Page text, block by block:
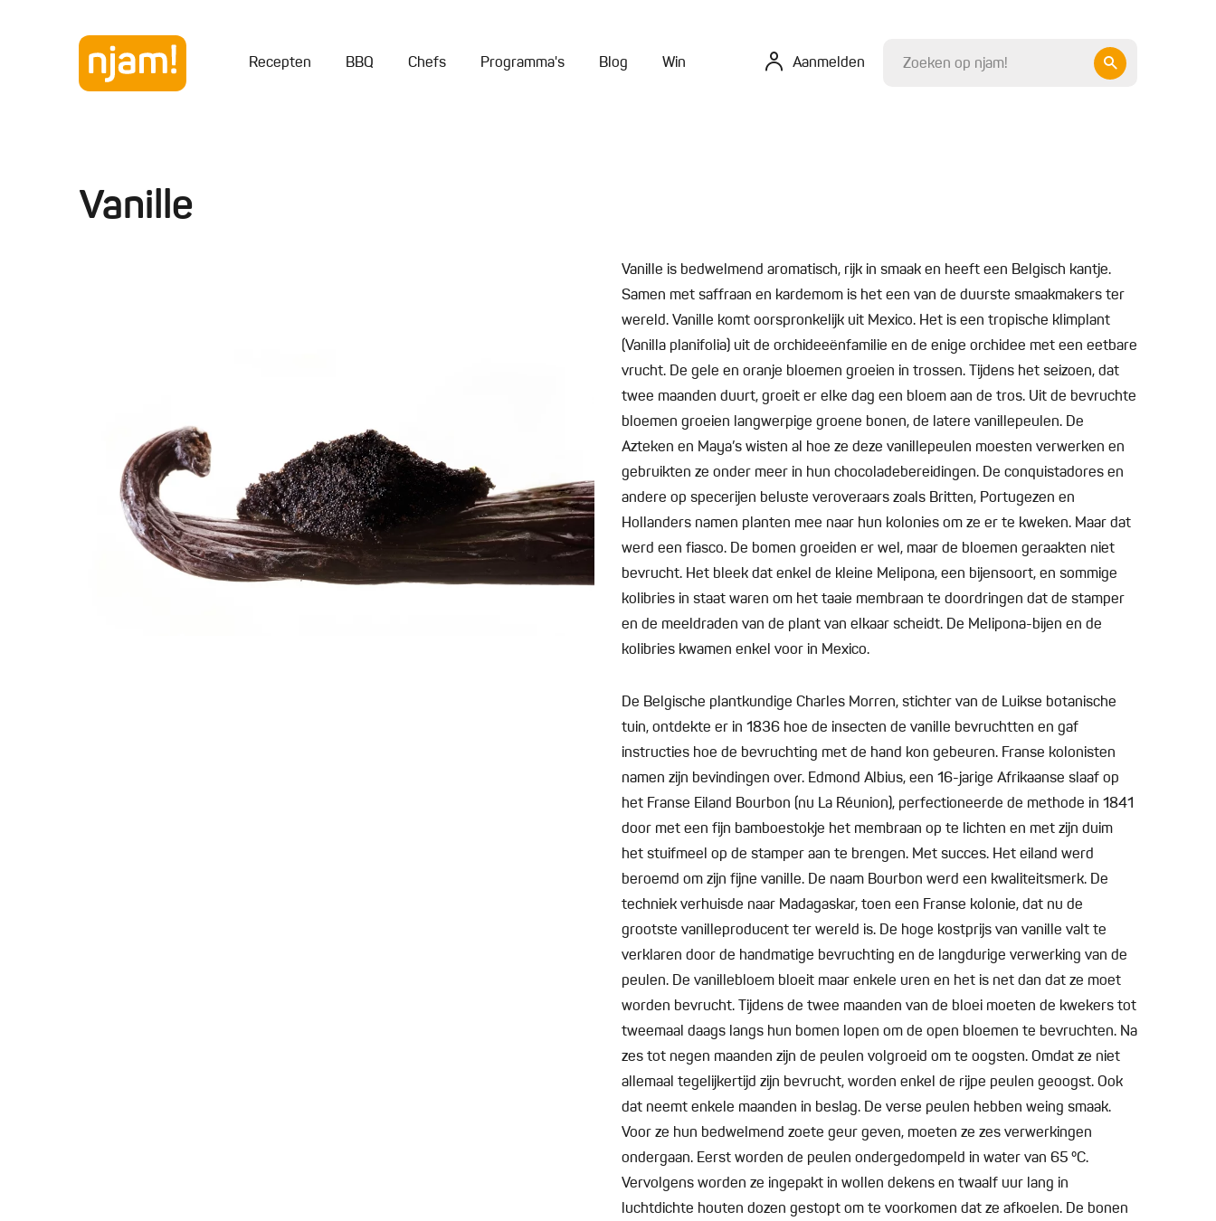
Recepten BBQ Chefs Programma's Blog Win Aanmelden
Vanille
Vanille is bedwelmend aromatisch, rijk in smaak en heeft een Belgisch kantje.
Samen met saffraan en kardemom is het een van de duurste smaakmakers ter
wereld. Vanille komt oorspronkelijk uit Mexico. Het is een tropische klimplant
(Vanilla planifolia) uit de orchideeënfamilie en de enige orchidee met een eetbare
vrucht. De gele en oranje bloemen groeien in trossen. Tijdens het seizoen, dat
twee maanden duurt, groeit er elke dag een bloem aan de tros. Uit de bevruchte
bloemen groeien langwerpige groene bonen, de latere vanillepeulen. De
Azteken en Maya’s wisten al hoe ze deze vanillepeulen moesten verwerken en
gebruikten ze onder meer in hun chocoladebereidingen. De conquistadores en
andere op specerijen beluste veroveraars zoals Britten, Portugezen en
Hollanders namen planten mee naar hun kolonies om ze er te kweken. Maar dat
werd een fiasco. De bomen groeiden er wel, maar de bloemen geraakten niet
bevrucht. Het bleek dat enkel de kleine Melipona, een bijensoort, en sommige
kolibries in staat waren om het taaie membraan te doordringen dat de stamper
en de meeldraden van de plant van elkaar scheidt. De Melipona-bijen en de
kolibries kwamen enkel voor in Mexico.
De Belgische plantkundige Charles Morren, stichter van de Luikse botanische
tuin, ontdekte er in 1836 hoe de insecten de vanille bevruchtten en gaf
instructies hoe de bevruchting met de hand kon gebeuren. Franse kolonisten
namen zijn bevindingen over. Edmond Albius, een 16-jarige Afrikaanse slaaf op
het Franse Eiland Bourbon (nu La Réunion), perfectioneerde de methode in 1841
door met een fijn bamboestokje het membraan op te lichten en met zijn duim
het stuifmeel op de stamper aan te brengen. Met succes. Het eiland werd
beroemd om zijn fijne vanille. De naam Bourbon werd een kwaliteitsmerk. De
techniek verhuisde naar Madagaskar, toen een Franse kolonie, dat nu de
grootste vanilleproducent ter wereld is. De hoge kostprijs van vanille valt te
verklaren door de handmatige bevruchting en de langdurige verwerking van de
peulen. De vanillebloem bloeit maar enkele uren en het is net dan dat ze moet
worden bevrucht. Tijdens de twee maanden van de bloei moeten de kwekers tot
tweemaal daags langs hun bomen lopen om de open bloemen te bevruchten. Na
zes tot negen maanden zijn de peulen volgroeid om te oogsten. Omdat ze niet
allemaal tegelijkertijd zijn bevrucht, worden enkel de rijpe peulen geoogst. Ook
dat neemt enkele maanden in beslag. De verse peulen hebben weing smaak.
Voor ze hun bedwelmend zoete geur geven, moeten ze zes verwerkingen
ondergaan. Eerst worden de peulen ondergedompeld in water van 65 °C.
Vervolgens worden ze ingepakt in wollen dekens en twaalf uur lang in
luchtdichte houten dozen gestopt om te voorkomen dat ze afkoelen. De bonen